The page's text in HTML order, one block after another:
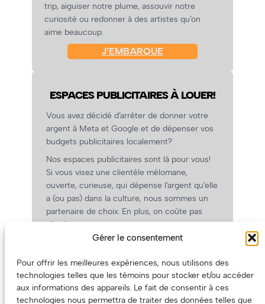
Gérer le consentement
Pour offrir les meilleures expériences, nous utilisons des
technologies telles que les témoins pour stocker et/ou accéder
aux informations des appareils. Le fait de consentir à ces
technologies nous permettra de traiter des données telles que
trip, aiguiser notre plume, assouvir notre
curiosité ou redonner à des artistes qu’on
aime beaucoup.
J’EMBARQUE
ESPACES PUBLICITAIRES À LOUER!
Vous avez décidé d’arrêter de donner votre
argent à Meta et Google et de dépenser vos
budgets publicitaires localement?
Nos espaces publicitaires sont là pour vous!
Si vous visez une clientèle mélomane,
ouverte, curieuse, qui dépense l’argent qu’elle
a (ou pas) dans la culture, nous sommes un
partenaire de choix. En plus, on coûte pas
cher!
On prépare une grille tarifaire intéressante et
(Oui, on va avoir des tarifs spéciaux pour
vous, les artistes!)